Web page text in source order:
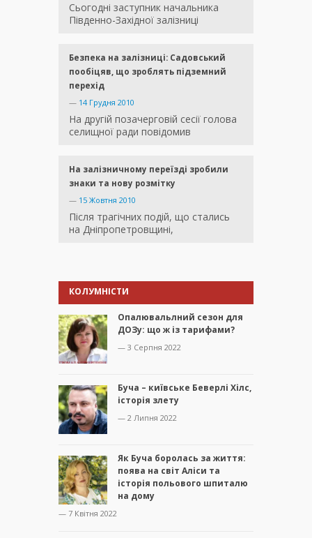
Сьогодні заступник начальника
Південно-Західної залізниці
Безпека на залізниці: Садовський
пообіцяв, що зроблять підземний
перехід
— 14 Грудня 2010
На другій позачерговій сесії голова
селищної ради повідомив
На залізничному переїзді зробили
знаки та нову розмітку
— 15 Жовтня 2010
Після трагічних подій, що стались
на Дніпропетровщині,
КОЛУМНІСТИ
Опалювальлний сезон для
ДОЗу: що ж із тарифами?
— 3 Серпня 2022
Буча – київське Беверлі Хілс,
історія злету
— 2 Липня 2022
Як Буча боролась за життя:
поява на світ Аліси та
історія польового шпиталю
на дому
— 7 Квітня 2022